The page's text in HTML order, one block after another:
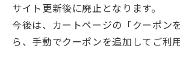
サイト更新後に廃止となります。
今後は、カートページの「クーポン
ら、手動でクーポンを追加してご利